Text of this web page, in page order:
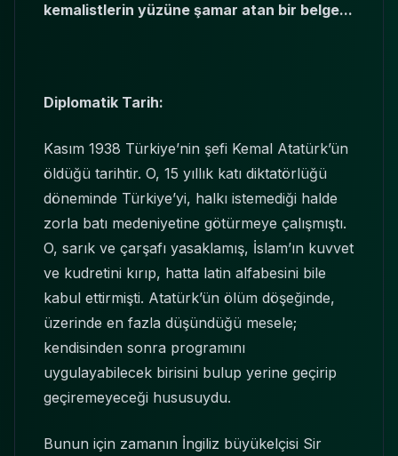
kemalistlerin yüzüne şamar atan bir belge...
Diplomatik Tarih:
Kasım 1938 Türkiye’nin şefi Kemal Atatürk’ün
öldüğü tarihtir. O, 15 yıllık katı diktatörlüğü
döneminde Türkiye’yi, halkı istemediği halde
zorla batı medeniyetine götürmeye çalışmıştı.
O, sarık ve çarşafı yasaklamış, İslam’ın kuvvet
ve kudretini kırıp, hatta latin alfabesini bile
kabul ettirmişti. Atatürk’ün ölüm döşeğinde,
üzerinde en fazla düşündüğü mesele;
kendisinden sonra programını
uygulayabilecek birisini bulup yerine geçirip
geçiremeyeceği hususuydu.
Bunun için zamanın İngiliz büyükelçisi Sir